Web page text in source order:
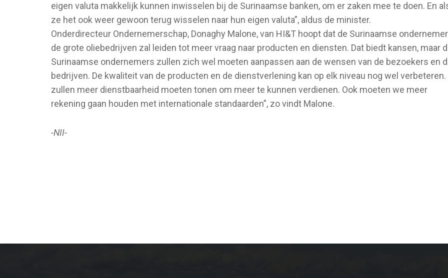
eigen valuta makkelijk kunnen inwisselen bij de Surinaamse banken, om er zaken mee te doen. En
ze het ook weer gewoon terug wisselen naar hun eigen valuta”, aldus de minister.
Onderdirecteur Ondernemerschap, Donaghy Malone, van HI&T hoopt dat de Surinaamse
de grote oliebedrijven zal leiden tot meer vraag naar producten en diensten. Dat biedt kansen, maar
Surinaamse ondernemers zullen zich wel moeten aanpassen aan de wensen van de bezoekers en
bedrijven. De kwaliteit van de producten en de dienstverlening kan op elk niveau nog wel verbeteren.
zullen meer dienstbaarheid moeten tonen om meer te kunnen verdienen. Ook moeten we meer
rekening gaan houden met internationale standaarden”, zo vindt Malone.
-NII-